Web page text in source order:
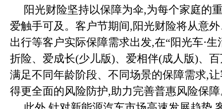
阳光财险坚持以保障为伞,为每个家庭的
爱触手可及。客户节期间,阳光财险将从意
出行等客户实际保障需求出发,在“阳光车·生
折险、爱成长(少儿版)、爱相伴(成人版)、
满足不同年龄阶段、不同场景的保障需求,
得更全面的风险防护,助力完善普惠风险保